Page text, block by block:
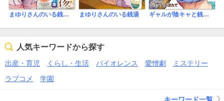
まゆりさんのいる銭湯【フルカラー版】 まゆりさんのいる銭湯 ギャルが陰キャと銭湯やるとか無理ゲーすぎて詰んでるし。
人気キーワードから探す
出産・育児 くらし・生活 バイオレンス 愛憎劇
ミステリー
ラブコメ
学園